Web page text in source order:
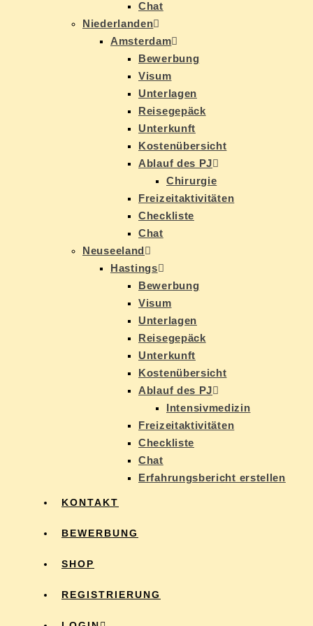
Chat
Nie­der­lan­den
Ams­ter­dam
Be­wer­bung
Vi­sum
Un­ter­la­gen
Rei­se­ge­päck
Un­ter­kunft
Kos­ten­über­sicht
Ab­lauf des PJ
Chir­ur­gie
Frei­zeit­ak­ti­vi­tä­ten
Check­lis­te
Chat
Neu­see­land
Has­tings
Be­wer­bung
Vi­sum
Un­ter­la­gen
Rei­se­ge­päck
Un­ter­kunft
Kos­ten­über­sicht
Ab­lauf des PJ
In­ten­siv­me­di­zin
Frei­zeit­ak­ti­vi­tä­ten
Check­lis­te
Chat
Er­fah­rungs­be­richt erstellen
KON­TAKT
BE­WER­BUNG
SHOP
RE­GIS­TRIE­RUNG